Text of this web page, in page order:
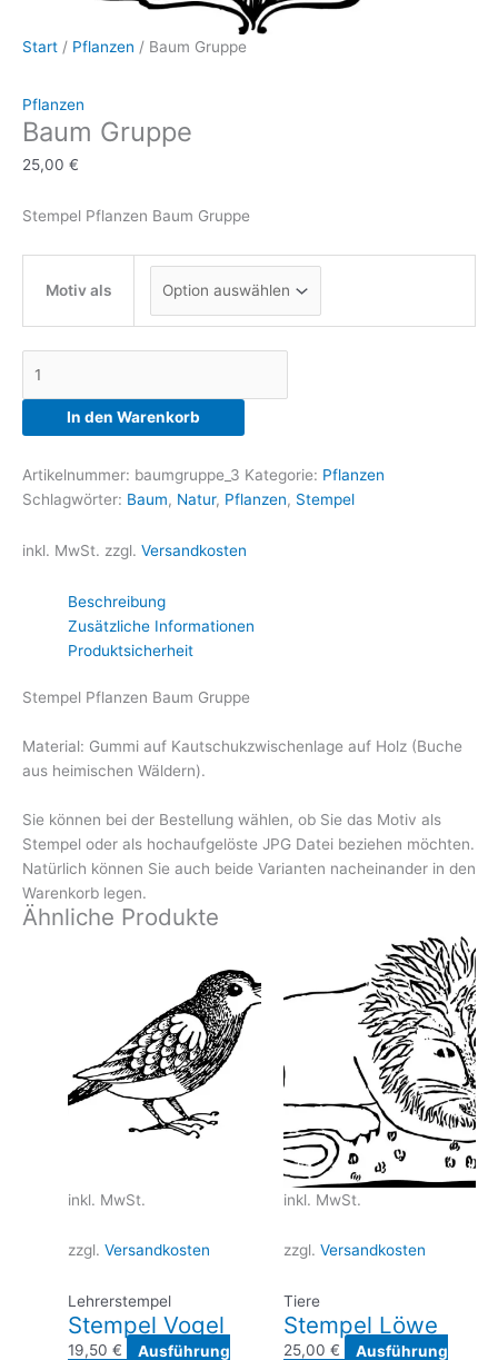
Start / Pflanzen / Baum Gruppe
Pflanzen
Baum Gruppe
25,00 €
Stempel Pflanzen Baum Gruppe
Motiv als
Gruppe
MengeIn den Warenkorb
Artikelnummer: baumgruppe_3 Kategorie: Pflanzen
Schlagwörter: Baum, Natur, Pflanzen, Stempel
inkl. MwSt. zzgl. Versandkosten
Beschreibung
Zusätzliche Informationen
Produktsicherheit
Stempel Pflanzen Baum Gruppe
Material: Gummi auf Kautschukzwischenlage auf Holz (Buche
aus heimischen Wäldern).
Sie können bei der Bestellung wählen, ob Sie das Motiv als
Stempel oder als hochaufgelöste JPG Datei beziehen möchten.
Natürlich können Sie auch beide Varianten nacheinander in den
Warenkorb legen.
Ähnliche Produkte
inkl. MwSt.
zzgl.Versandkosten
Lehrerstempel
Stempel Vogel
19,50€
Ausführung
inkl. MwSt.
zzgl. Versandkosten
Tiere
Stempel Löwe
25,00 €
Ausführung